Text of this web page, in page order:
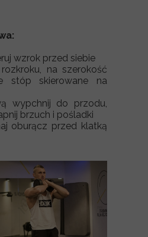
wzrok przed siebie
na szerokość
stóp skierowane na
wypchnij do przodu,
brzuch i pośladki
oburącz przed klatką